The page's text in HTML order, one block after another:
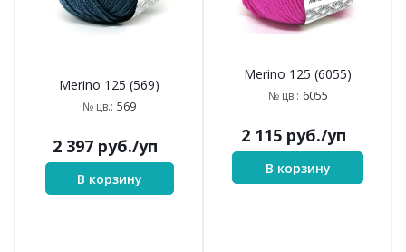
Merino 125 (569)
№ цв.: 569
2 397руб./уп
В корзину
Merino 125 (6055)
№ цв.: 6055
2 115руб./уп
В корзину